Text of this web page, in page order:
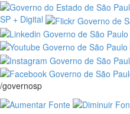
SP + Digital
/governosp